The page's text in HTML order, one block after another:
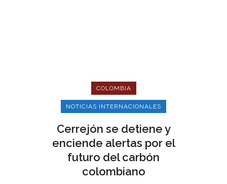
COLOMBIA
NOTICIAS INTERNACIONALES
Cerrejón se detiene y
enciende alertas por el
futuro del carbón
colombiano